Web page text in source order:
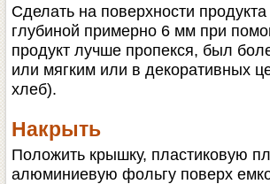
Сделать на поверхности
глубиной примерно 6 мм при
продукт лучше пропекся, был
или мягким или в декоративных
хлеб).
Накрыть
Положить крышку, пластиковую
алюминиевую фольгу поверх